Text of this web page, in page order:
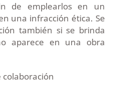
de emplearlos en un
una infracción ética. Se
también si se brinda
aparece en una obra
colaboración